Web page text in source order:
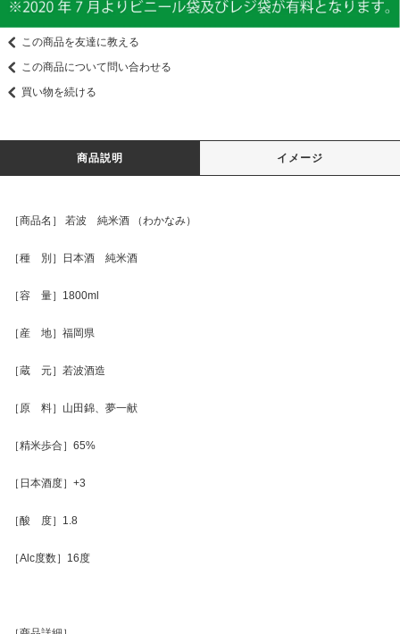
この商品を友達に教える
この商品について問い合わせる
買い物を続ける
商品説明 イメージ
［商品名］ 若波 純米酒 （わかなみ）
［種 別］日本酒 純米酒
［容 量］1800ml
［産 地］福岡県
［蔵 元］若波酒造
［原 料］山田錦、夢一献
［精米歩合］65%
［日本酒度］+3
［酸 度］1.8
［Alc度数］16度